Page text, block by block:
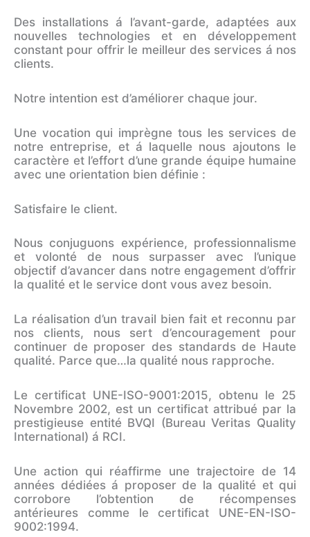
Des installations á l’avant-garde, adaptées aux
nouvelles technologies et en développement
constant pour offrir le meilleur des services á nos
clients.
Notre intention est d’améliorer chaque jour.
Une vocation qui imprègne tous les services de
notre entreprise, et á laquelle nous ajoutons le
caractère et l’effort d’une grande équipe humaine
avec une orientation bien définie :
Satisfaire le client.
Nous conjuguons expérience, professionnalisme
et volonté de nous surpasser avec l’unique
objectif d’avancer dans notre engagement d’offrir
la qualité et le service dont vous avez besoin.
La réalisation d’un travail bien fait et reconnu par
nos clients, nous sert d’encouragement pour
continuer de proposer des standards de Haute
qualité. Parce que…la qualité nous rapproche.
Le certificat UNE-ISO-9001:2015, obtenu le 25
Novembre 2002, est un certificat attribué par la
prestigieuse entité BVQI (Bureau Veritas Quality
International) á RCI.
Une action qui réaffirme une trajectoire de 14
années dédiées á proposer de la qualité et qui
corrobore l’obtention de récompenses
antérieures comme le certificat UNE-EN-ISO-
9002:1994.